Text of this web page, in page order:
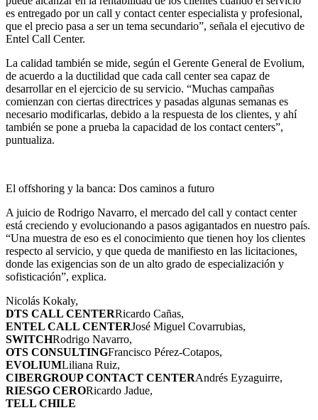
es entregado por un call y contact center especialista y profesional,
que el precio pasa a ser un tema secundario”, señala el ejecutivo de
Entel Call Center.
La calidad también se mide, según el Gerente General de Evolium,
de acuerdo a la ductilidad que cada call center sea capaz de
desarrollar en el ejercicio de su servicio. “Muchas campañas
comienzan con ciertas directrices y pasadas algunas semanas es
necesario modificarlas, debido a la respuesta de los clientes, y ahí
también se pone a prueba la capacidad de los contact centers”,
puntualiza.
El offshoring y la banca: Dos caminos a futuro
A juicio de Rodrigo Navarro, el mercado del call y contact center
está creciendo y evolucionando a pasos agigantados en nuestro país.
“Una muestra de eso es el conocimiento que tienen hoy los clientes
respecto al servicio, y que queda de manifiesto en las licitaciones,
donde las exigencias son de un alto grado de especialización y
sofisticación”, explica.
Nicolás Kokaly,
DTS CALL CENTERRicardo Cañas,
ENTEL CALL CENTERJosé Miguel Covarrubias,
SWITCHRodrigo Navarro,
OTS CONSULTINGFrancisco Pérez-Cotapos,
EVOLIUMLiliana Ruiz,
CIBERGROUP CONTACT CENTERAndrés Eyzaguirre,
RIESGO CERORicardo Jadue,
TELL CHILE